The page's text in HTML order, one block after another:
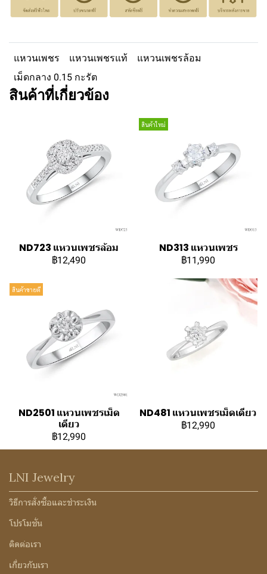
แหวนเพชร แหวนเพชรแท้
แหวนเพชรล้อม
เม็ดกลาง 0.15 กะรัต
สินค้าที่เกี่ยวข้อง
ND723 แหวนเพชรล้อม
฿12,490
สินค้าใหม่
ND313 แหวนเพชร
฿11,990
สินค้าขายดี
ND2501 แหวนเพชรเม็ด
เดียว
฿12,990
ND481 แหวนเพชรเม็ดเดียว
฿12,990
LNI Jewelry
วิธีการสั่งซื้อและชำระเงิน
โปรโมชั่น
ติดต่อเรา
เกี่ยวกับเรา